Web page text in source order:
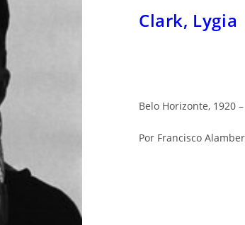
Clark, Lygia
Belo Horizonte, 1920
Por Francisco